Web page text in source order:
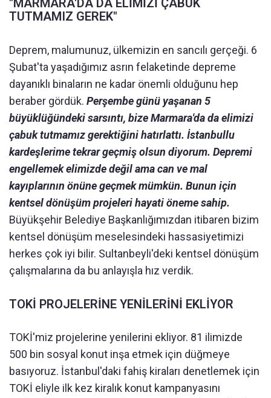
"MARMARA'DA DA ELİMİZİ ÇABUK
TUTMAMIZ GEREK"
Deprem, malumunuz, ülkemizin en sancılı gerçeği. 6
Şubat'ta yaşadığımız asrın felaketinde depreme
dayanıklı binaların ne kadar önemli olduğunu hep
beraber gördük. Perşembe günü yaşanan 5
büyüklüğündeki sarsıntı, bize Marmara'da da elimizi
çabuk tutmamız gerektiğini hatırlattı. İstanbullu
kardeşlerime tekrar geçmiş olsun diyorum. Depremi
engellemek elimizde değil ama can ve mal
kayıplarının önüne geçmek mümkün. Bunun için
kentsel dönüşüm projeleri hayati öneme sahip.
Büyükşehir Belediye Başkanlığımızdan itibaren bizim
kentsel dönüşüm meselesindeki hassasiyetimizi
herkes çok iyi bilir. Sultanbeyli'deki kentsel dönüşüm
çalışmalarına da bu anlayışla hız verdik.
TOKİ PROJELERİNE YENİLERİNİ EKLİYOR
TOKİ'miz projelerine yenilerini ekliyor. 81 ilimizde
500 bin sosyal konut inşa etmek için düğmeye
basıyoruz. İstanbul'daki fahiş kiraları denetlemek için
TOKİ eliyle ilk kez kiralık konut kampanyasını